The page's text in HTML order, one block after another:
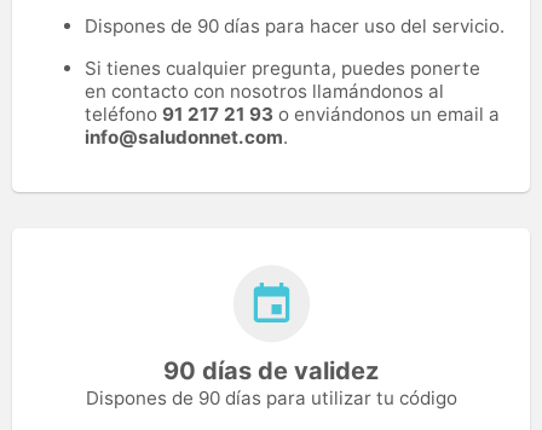
Dispones de 90 días para hacer uso del servicio.
Si tienes cualquier pregunta, puedes ponerte
en contacto con nosotros llamándonos al
teléfono 91 217 21 93 o enviándonos un email a
info@saludonnet.com.
90 días de validez
Dispones de 90 días para utilizar tu código